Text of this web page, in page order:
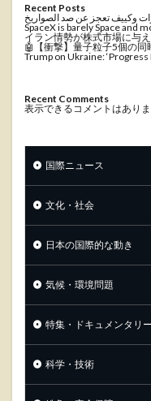
Recent Posts
وكييف تعجز عن صد الصواريخ
SpaceX is barely Space and
イラン情勢が株式市場に与
🤖【衝撃】量子粒子5個の
Trump on Ukraine: ‘Progress
Recent Comments
表示できるコメントはありま
国際ニュース
文化・社会
日本の国際的な動き
気候・環境問題
特集・ドキュメンタリー
科学・技術